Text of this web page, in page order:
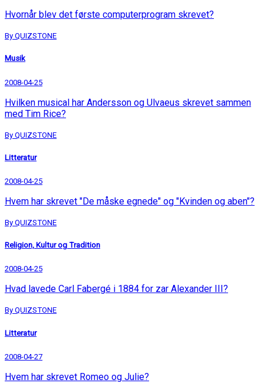
Hvornår blev det første computerprogram skrevet?
By QUIZSTONE
Musik
2008-04-25
Hvilken musical har Andersson og Ulvaeus skrevet sammen
med Tim Rice?
By QUIZSTONE
Litteratur
2008-04-25
Hvem har skrevet "De måske egnede" og "Kvinden og aben"?
By QUIZSTONE
Religion, Kultur og Tradition
2008-04-25
Hvad lavede Carl Fabergé i 1884 for zar Alexander III?
By QUIZSTONE
Litteratur
2008-04-27
Hvem har skrevet Romeo og Julie?